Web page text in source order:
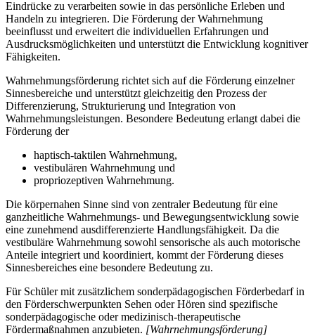
Eindrücke zu verarbeiten sowie in das persönliche Erleben und
Handeln zu integrieren. Die Förderung der Wahrnehmung
beeinflusst und erweitert die individuellen Erfahrungen und
Ausdrucksmöglichkeiten und unterstützt die Entwicklung kognitiver
Fähigkeiten.
Wahrnehmungsförderung richtet sich auf die Förderung einzelner
Sinnesbereiche und unterstützt gleichzeitig den Prozess der
Differenzierung, Strukturierung und Integration von
Wahrnehmungsleistungen. Besondere Bedeutung erlangt dabei die
Förderung der
haptisch-taktilen Wahrnehmung,
vestibulären Wahrnehmung und
propriozeptiven Wahrnehmung.
Die körpernahen Sinne sind von zentraler Bedeutung für eine
ganzheitliche Wahrnehmungs- und Bewegungsentwicklung sowie
eine zunehmend ausdifferenzierte Handlungsfähigkeit. Da die
vestibuläre Wahrnehmung sowohl sensorische als auch motorische
Anteile integriert und koordiniert, kommt der Förderung dieses
Sinnesbereiches eine besondere Bedeutung zu.
Für Schüler mit zusätzlichem sonderpädagogischen Förderbedarf in
den Förderschwerpunkten Sehen oder Hören sind spezifische
sonderpädagogische oder medizinisch-therapeutische
Fördermaßnahmen anzubieten. [Wahrnehmungsförderung]